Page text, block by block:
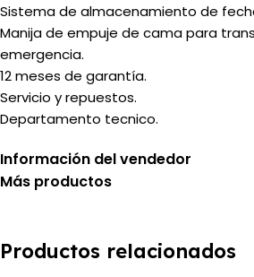
Sistema de almacenamiento de
Manija de empuje de cama para
emergencia.
12 meses de garantía.
Servicio y repuestos.
Departamento tecnico.
Información del vendedor
Más productos
Productos relacionados